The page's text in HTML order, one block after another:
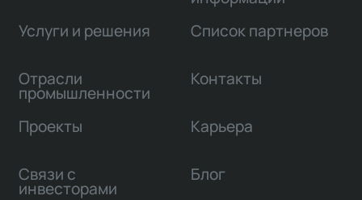
Услуги и решения
Отрасли
промышленности
Проекты
Связи с
инвесторами
Список партнеров
Контакты
Карьера
Блог